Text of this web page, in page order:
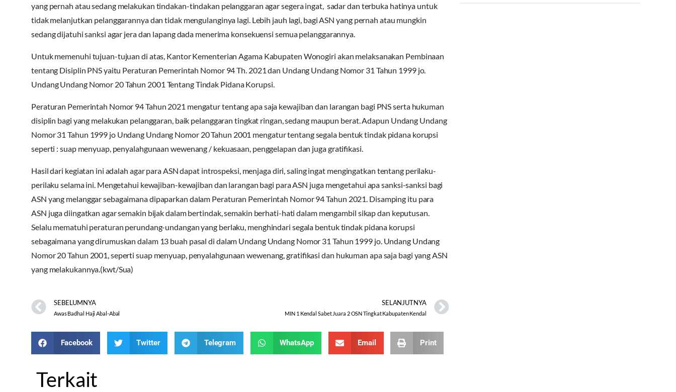
yang pernah atau sedang melakukan tindakan-tindakan pelanggaran agar segera ingat, sadar dan terbuka hatinya untuk
tidak melanjutkan pelanggarannya dan tidak mengulanginya lagi. Lebih jauh lagi, bagi ASN yang pernah atau mungkin
sedang dijatuhi sanksi agar jera dan lapang dada menerima konsekuensi semua pelanggarannya.
Untuk memenuhi tujuan-tujuan di atas, Kantor Kementerian Agama Kabupaten Wonogiri akan melaksanakan Pembinaan
tentang Disiplin PNS yaitu Peraturan Pemerintah Nomor 94 Th. 2021 dan Undang Undang Nomor 31 Tahun 1999 jo.
Undang Undang Nomor 20 Tahun 2001 Tentang Tindak Pidana Korupsi.
Peraturan Pemerintah Nomor 94 Tahun 2021 mengatur tentang apa saja kewajiban dan larangan bagi PNS serta hukuman
disiplin bagi yang melakukan pelanggaran, baik pelanggaran tingkat ringan, sedang maupun berat. Adapun Undang Undang
Nomor 31 Tahun 1999 jo Undang Undang Nomor 20 Tahun 2001 mengatur tentang segala bentuk tindak pidana korupsi
seperti : suap menyuap, penyalahgunaan wewenang / kekuasaan, penggelapan dan juga gratifikasi.
Hasil dari kegiatan ini adalah agar para ASN dapat introspeksi, menjaga diri, saling ingat mengingatkan tentang perilaku-
perilaku selama ini. Mengetahui kewajiban-kewajiban dan larangan bagi para ASN juga mengetahui apa sanksi-sanksi bagi
ASN yang melanggar sebagaimana dipaparkan dalam Peraturan Pemerintah Nomor 94 Tahun 2021. Disamping itu para
ASN juga diingatkan agar semakin bijak dalam bertindak, semakin berhati-hati dalam mengambil sikap dan keputusan.
Selalu mematuhi peraturan perundang-undangan yang berlaku, menghindari segala bentuk tindak pidana korupsi
sebagaimana yang dirumuskan dalam 13 buah pasal di dalam Undang Undang Nomor 31 Tahun 1999 jo. Undang Undang
Nomor 20 Tahun 2001, seperti suap menyuap, penyalahgunaan wewenang, gratifikasi dan hukuman apa saja bagi yang ASN
yang melakukannya.(kwt/Sua)
SEBELUMNYA
Awas Badhal Haji Abal-Abal
SELANJUTNYA
MIN 1 Kendal Sabet Juara 2 OSN Tingkat Kabupaten Kendal
Facebook Twitter Telegram WhatsApp Email Print
Terkait